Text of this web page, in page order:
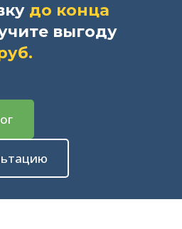
до конца
выгоду